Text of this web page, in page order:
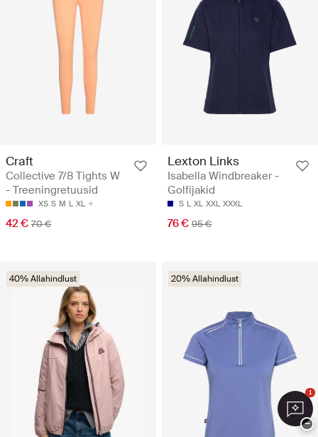
Craft
Collective 7/8 Tights W
- Treeningretuusid
XS S M L XL
42 € 70 €
Lexton Links
Isabella Windbreaker -
Golfijakid
S L XL XXL XXXL
76 € 95 €
40% Allahindlust 20% Allahindlust
1
−